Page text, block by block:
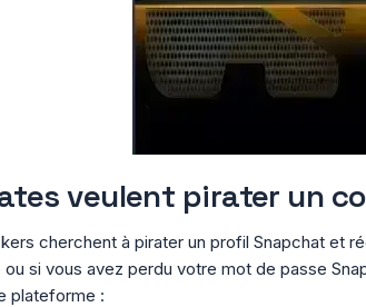
veulent pirater un
cherchent à pirater un profil Snapchat
si vous avez perdu votre mot de passe
plateforme :